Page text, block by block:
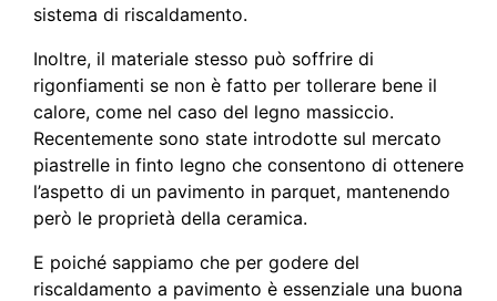
sistema di riscaldamento.
Inoltre, il materiale stesso può soffrire di
rigonfiamenti se non è fatto per tollerare bene il
calore, come nel caso del legno massiccio.
Recentemente sono state introdotte sul mercato
piastrelle in finto legno che consentono di ottenere
l’aspetto di un pavimento in parquet, mantenendo
però le proprietà della ceramica.
E poiché sappiamo che per godere del
riscaldamento a pavimento è essenziale una buona